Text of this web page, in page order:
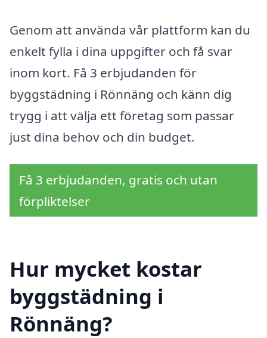
Genom att använda vår plattform kan du
enkelt fylla i dina uppgifter och få svar
inom kort. Få 3 erbjudanden för
byggstädning i Rönnäng och känn dig
trygg i att välja ett företag som passar
just dina behov och din budget.
Få 3 erbjudanden, gratis och utan
förpliktelser
Hur mycket kostar
byggstädning i
Rönnäng?